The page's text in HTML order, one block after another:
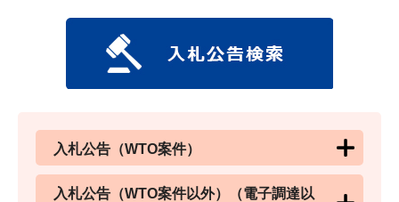
入札公告（WTO案件）
入札公告（WTO案件以外）（電子調達以